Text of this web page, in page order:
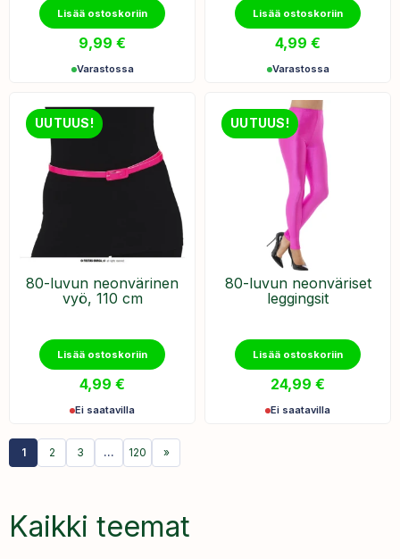
Lisää ostoskoriin
9,99 €
Varastossa
Lisää ostoskoriin
4,99 €
Varastossa
UUTUUS!
80-luvun ​neonvärinen
vyö, 110 cm
Lisää ostoskoriin
4,99 €
Ei saatavilla
UUTUUS!
80-luvun neonväriset
leggingsit
Lisää ostoskoriin
24,99 €
Ei saatavilla
1 2 3 … 120 »
Kaikki teemat